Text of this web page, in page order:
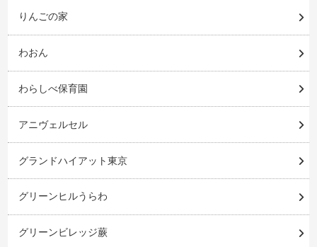
りんごの家
わおん
わらしべ保育園
アニヴェルセル
グランドハイアット東京
グリーンヒルうらわ
グリーンビレッジ蕨